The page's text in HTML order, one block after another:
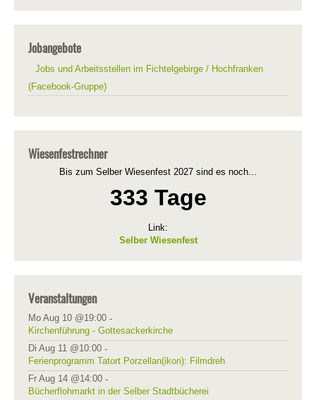
Jobangebote
Jobs und Arbeitsstellen im Fichtelgebirge / Hochfranken
(Facebook-Gruppe)
Wiesenfestrechner
Bis zum Selber Wiesenfest 2027 sind es noch...
333 Tage
Link:
Selber Wiesenfest
Veranstaltungen
Mo Aug 10 @19:00 -
Kirchenführung - Gottesackerkirche
Di Aug 11 @10:00 -
Ferienprogramm Tatort Porzellan(ikon): Filmdreh
Fr Aug 14 @14:00 -
Bücherflohmarkt in der Selber Stadtbücherei